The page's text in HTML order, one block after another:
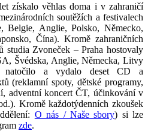
získalo věhlas doma i v zahraničí
soutěžích a festivalech
Belgie, Anglie, Polsko, Německo,
Čína). Kromě zahraničních
studia Zvoneček – Praha hostovaly
Švédska, Anglie, Německa, Litvy
natočilo a vydalo deset CD a
(reklamní spoty, dětské programy,
adventní koncert ČT, účinkování v
Kromě každotýdenních zkoušek
O nás / Naše sbory) si lze
zde.